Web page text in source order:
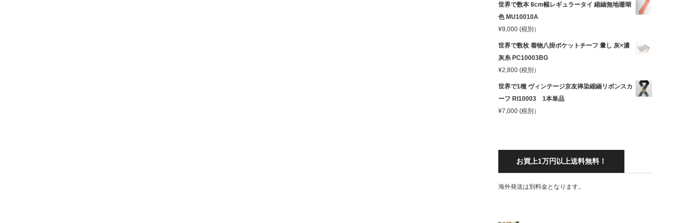
世界で数本 8cm幅レギュラータイ 縮緬無地珊瑚
色 MU10010A
¥9,000 (税別）
世界で数枚 着物八掛ポケットチーフ 暈し 灰×濃
灰糸 PC10003BG
¥2,800 (税別）
世界で1種 ヴィンテージ京友禅染縮緬リボンスカ
ーフ RI10003 1本単品
¥7,000 (税別）
お買上1万円以上送料無料！
海外発送は別料金となります。